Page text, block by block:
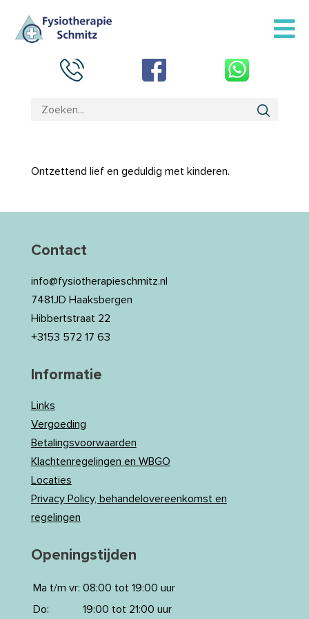
Ontzettend lief en geduldig met kinderen.
Contact
info@fysiotherapieschmitz.nl
7481JD Haaksbergen
Hibbertstraat 22
+3153 572 17 63
Informatie
Links
Vergoeding
Betalingsvoorwaarden
Klachtenregelingen en WBGO
Locaties
Privacy Policy, behandelovereenkomst en
regelingen
Openingstijden
Ma t/m vr: 08:00 tot 19:00 uur
Do:
19:00 tot 21:00 uur